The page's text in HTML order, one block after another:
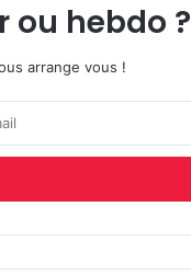
ou hebdo ?
arrange vous !